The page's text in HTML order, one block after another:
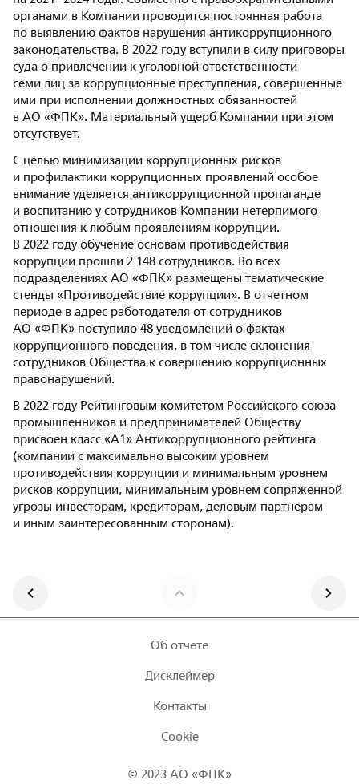
органами в Компании проводится постоянная работа
по выявлению фактов нарушения антикоррупционного
законодательства. В 2022 году вступили в силу приговоры
суда о привлечении к уголовной ответственности
семи лиц за коррупционные преступления, совершенные
ими при исполнении должностных обязанностей
в АО «ФПК». Материальный ущерб Компании при этом
отсутствует.
С целью минимизации коррупционных рисков
и профилактики коррупционных проявлений особое
внимание уделяется антикоррупционной пропаганде
и воспитанию у сотрудников Компании нетерпимого
отношения к любым проявлениям коррупции.
В 2022 году обучение основам противодействия
коррупции прошли 2 148 сотрудников. Во всех
подразделениях АО «ФПК» размещены тематические
стенды «Противодействие коррупции». В отчетном
периоде в адрес работодателя от сотрудников
АО «ФПК» поступило 48 уведомлений о фактах
коррупционного поведения, в том числе склонения
сотрудников Общества к совершению коррупционных
правонарушений.
В 2022 году Рейтинговым комитетом Российского союза
промышленников и предпринимателей Обществу
присвоен класс «А1» Антикоррупционного рейтинга
(компании с максимально высоким уровнем
противодействия коррупции и минимальным уровнем
рисков коррупции, минимальным уровнем сопряженной
угрозы инвесторам, кредиторам, деловым партнерам
и иным заинтересованным сторонам).
Об отчете
Дисклеймер
Контакты
Cookie
© 2023 АО «ФПК»